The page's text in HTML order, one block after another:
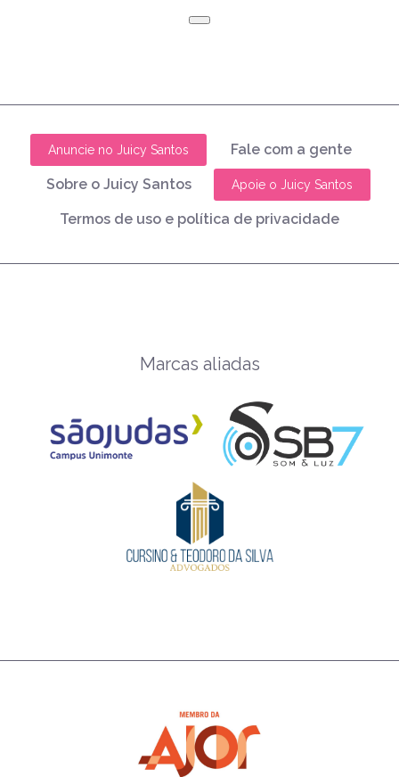
Anuncie no Juicy Santos Fale com a gente
Sobre o Juicy Santos Apoie o Juicy Santos
Termos de uso e política de privacidade
Marcas aliadas